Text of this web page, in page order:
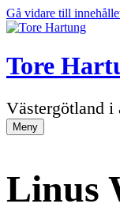
Gå vidare till
Tore
Västergötland i
Meny
Linus